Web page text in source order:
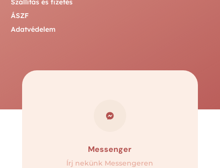
Szállítás és fizetés
ÁSZF
Adatvédelem

Messenger
Írj nekünk Messengeren